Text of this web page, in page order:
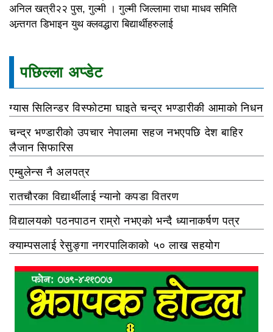
अनिल खत्री२२ पुस, गुल्मी । गुल्मी जिल्लामा राधा माधव समिति
अन्र्तगत डिभाइन युथ क्लवद्धारा बिद्यार्थीहरुलाई
पछिल्ला अप्डेट
ग्यास सिलिन्डर विस्फोटमा घाइते चन्द्र भण्डारीकी आमाको निधन
चन्द्र भण्डारीको उपचार नेपालमा सहज नभएपछि देश बाहिर
लैजान सिफारिस
एम्बुलेन्स नै अलपत्र
रातचौरका विद्यार्थीलाई न्यानो कपडा वितरण
विद्यालयको पठनपाठन राम्रो नभएको भन्दै ध्यानाकर्षण पत्र
क्याम्पसलाई रेसुङ्गा नगरपालिकाको ५० लाख सहयोग